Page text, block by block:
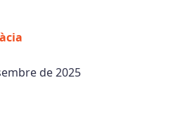
de 2025